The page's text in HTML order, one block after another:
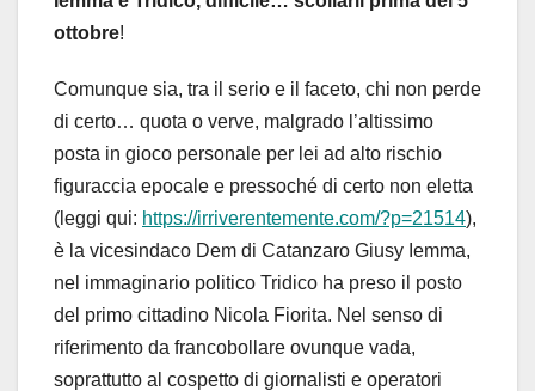
ottobre!
Comunque sia, tra il serio e il faceto, chi non perde
di certo… quota o verve, malgrado l’altissimo
posta in gioco personale per lei ad alto rischio
figuraccia epocale e pressoché di certo non eletta
(leggi qui: https://irriverentemente.com/?p=21514),
è la vicesindaco Dem di Catanzaro Giusy Iemma,
nel immaginario politico Tridico ha preso il posto
del primo cittadino Nicola Fiorita. Nel senso di
riferimento da francobollare ovunque vada,
soprattutto al cospetto di giornalisti e operatori